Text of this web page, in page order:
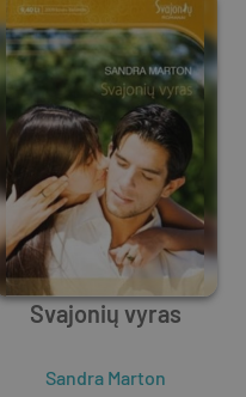
Svajonių vyras
Sandra Marton